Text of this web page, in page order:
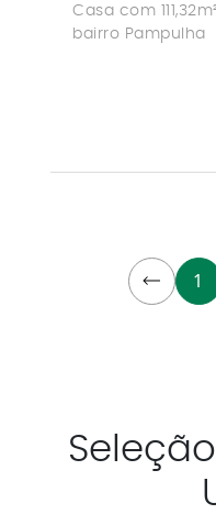
Casa com
bairro Pampulha
1